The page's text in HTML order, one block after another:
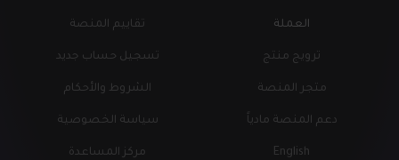
تقاييم المنصة
تسجيل حساب جديد
الشروط والأحكام
سياسة الخصوصية
مركز المساعدة
العملة
ترويج منتج
متجر المنصة
دعم المنصة مادياً
English